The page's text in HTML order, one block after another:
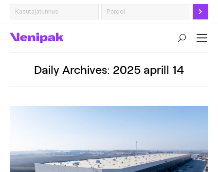
Search:
Daily Archives: 2025 aprill 14